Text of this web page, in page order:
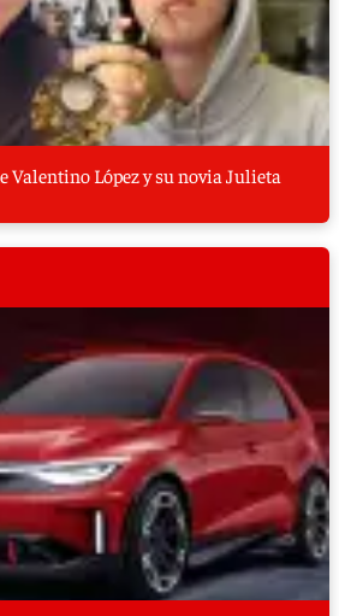
Valentino López y su novia Julieta